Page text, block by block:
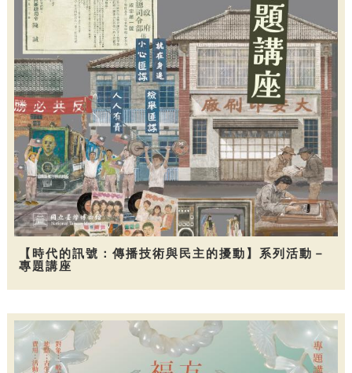
【時代的訊號：傳播技術與民主的擾動】系列活動－
專題講座